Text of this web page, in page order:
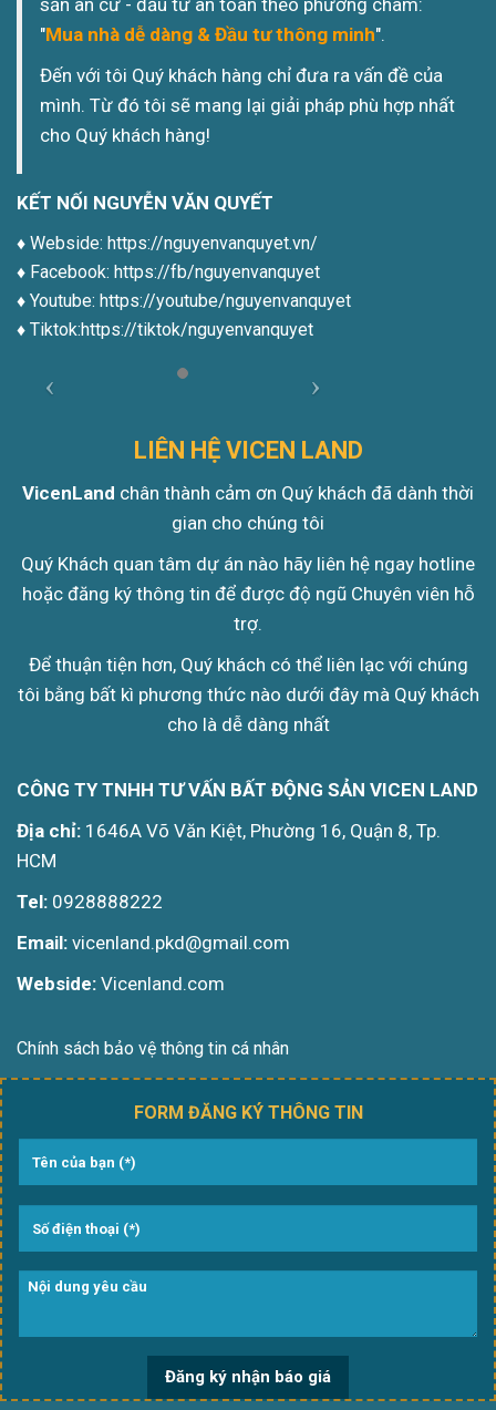
sản an cư - đầu tư an toàn theo phương châm:
"Mua nhà dễ dàng & Đầu tư thông minh".
Đến với tôi Quý khách hàng chỉ đưa ra vấn đề của
mình. Từ đó tôi sẽ mang lại giải pháp phù hợp nhất
cho Quý khách hàng!
KẾT NỐI NGUYỄN VĂN QUYẾT
♦️ Webside: https://nguyenvanquyet.vn/
♦️ Facebook: https://fb/nguyenvanquyet
♦️ Youtube: https://youtube/nguyenvanquyet
♦️ Tiktok:https://tiktok/nguyenvanquyet
LIÊN HỆ VICEN LAND
VicenLand chân thành cảm ơn Quý khách đã dành thời
gian cho chúng tôi
Quý Khách quan tâm dự án nào hãy liên hệ ngay hotline
hoặc đăng ký thông tin để được độ ngũ Chuyên viên hỗ
trợ.
Để thuận tiện hơn, Quý khách có thể liên lạc với chúng
tôi bằng bất kì phương thức nào dưới đây mà Quý khách
cho là dễ dàng nhất
CÔNG TY TNHH TƯ VẤN BẤT ĐỘNG SẢN VICEN LAND
Địa chỉ: 1646A Võ Văn Kiệt, Phường 16, Quận 8, Tp.
HCM
Tel: 0928888222
Email: vicenland.pkd@gmail.com
Webside: Vicenland.com
Chính sách bảo vệ thông tin cá nhân
FORM ĐĂNG KÝ THÔNG TIN